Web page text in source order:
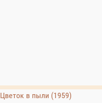
Цветок в пыли (1959)